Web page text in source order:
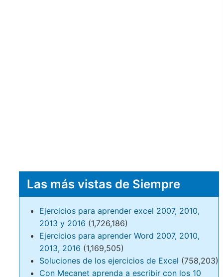
Las más vistas de Siempre
Ejercicios para aprender excel 2007, 2010,
2013 y 2016 (1,726,186)
Ejercicios para aprender Word 2007, 2010,
2013, 2016 (1,169,505)
Soluciones de los ejercicios de Excel (758,203)
Con Mecanet aprenda a escribir con los 10